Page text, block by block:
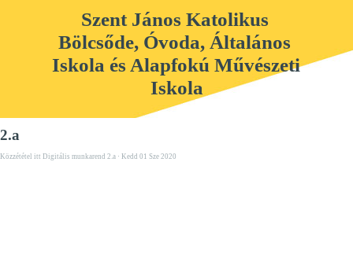
Szent János Katolikus
Bölcsőde, Óvoda, Általános
Iskola és Alapfokú Művészeti
Iskola
2.a
Közzététel itt Digitális munkarend 2.a · Kedd 01 Sze 2020